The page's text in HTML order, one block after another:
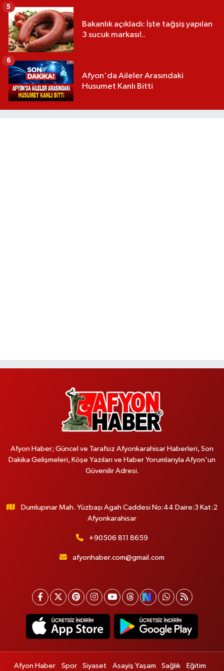
Bakanlık açıkladı: İşte tağşiş yapılan
3 sucuk markası!..
5
Afyon'da Aileler Arasındaki
Husumet Kanlı Bitti
6
Afyon Haber; Güncel ve Tarafsız Afyonkarahisar Haberleri, Son
Dakika Gelişmeleri, Köşe Yazıları ve Haber Yorumlarıyla Afyon'un
Güvenilir Adresi.
Dumlupınar Mah. Yüzbaşı Agah Caddesi No:44 Daire:3 Kat:2
Afyonkarahisar
+90506 811 8659
afyonhaber.com@gmail.com
Afyon Haber Spor Siyaset Asayiş Yaşam Sağlık Eğitim